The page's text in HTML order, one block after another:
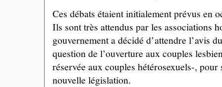
Ces débats étaient initialement prévus en
Ils sont très attendus par les associations
gouvernement a décidé d’attendre l’avis
question de l’ouverture aux couples
réservée aux couples hétérosexuels-,
nouvelle législation.